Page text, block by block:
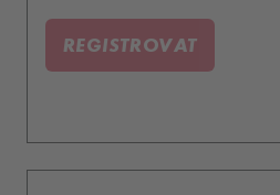
REGISTROVAT